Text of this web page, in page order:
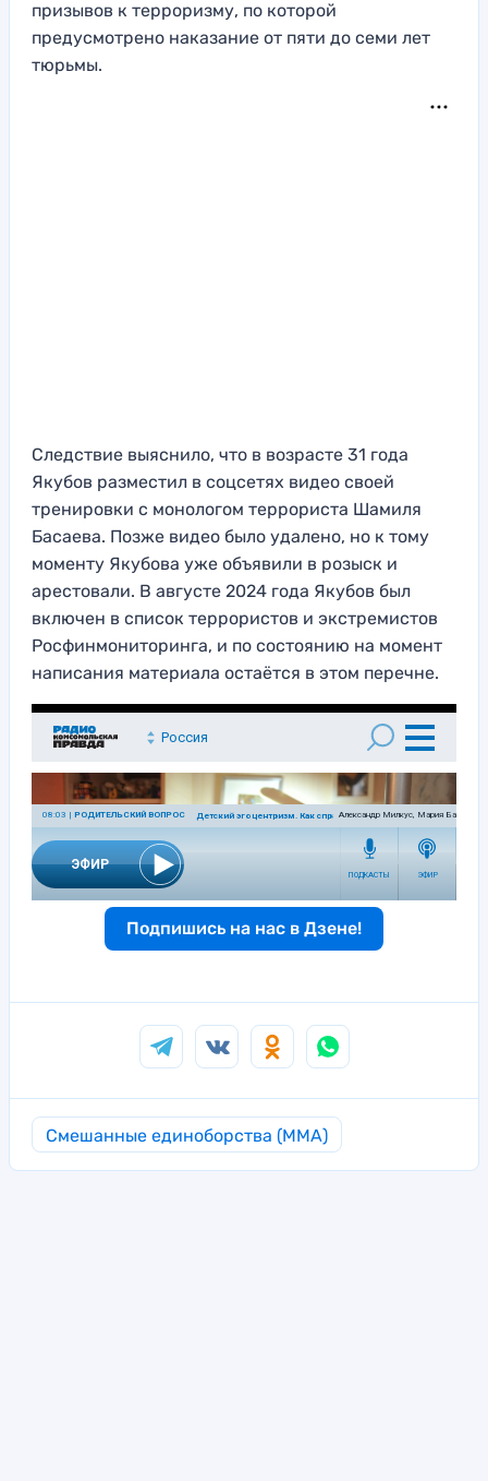
призывов к терроризму, по которой
предусмотрено наказание от пяти до семи лет
тюрьмы.
Следствие выяснило, что в возрасте 31 года
Якубов разместил в соцсетях видео своей
тренировки с монологом террориста Шамиля
Басаева. Позже видео было удалено, но к тому
моменту Якубова уже объявили в розыск и
арестовали. В августе 2024 года Якубов был
включен в список террористов и экстремистов
Росфинмониторинга, и по состоянию на момент
написания материала остаётся в этом перечне.
Подпишись на нас в Дзене!
Смешанные единоборства (MMA)